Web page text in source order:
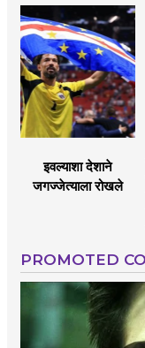
इवल्याशा देशाने
जगज्जेत्याला रोखले